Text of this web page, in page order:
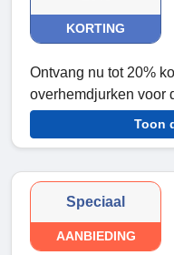
KORTING
Ontvang nu tot 20%
overhemdjurken voor
Toon
Speciaal
AANBIEDING